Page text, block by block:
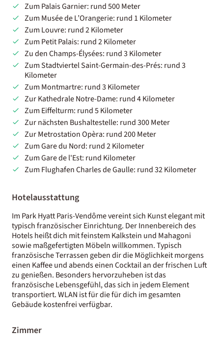
Zum Palais Garnier: rund 500 Meter
Zum Musée de L’Orangerie: rund 1 Kilometer
Zum Louvre: rund 2 Kilometer
Zum Petit Palais: rund 2 Kilometer
Zu den Champs-Élysées: rund 3 Kilometer
Zum Stadtviertel Saint-Germain-des-Prés: rund 3
Kilometer
Zum Montmartre: rund 3 Kilometer
Zur Kathedrale Notre-Dame: rund 4 Kilometer
Zum Eiffelturm: rund 5 Kilometer
Zur nächsten Bushaltestelle: rund 300 Meter
Zur Metrostation Opèra: rund 200 Meter
Zum Gare du Nord: rund 2 Kilometer
Zum Gare de l'Est: rund Kilometer
Zum Flughafen Charles de Gaulle: rund 32 Kilometer
Hotelausstattung
Im Park Hyatt Paris-Vendôme vereint sich Kunst elegant mit
typisch französischer Einrichtung. Der Innenbereich des
Hotels heißt dich mit feinstem Kalkstein und Mahagoni
sowie maßgefertigten Möbeln willkommen. Typisch
französische Terrassen geben dir die Möglichkeit morgens
einen Kaffee und abends einen Cocktail an der frischen Luft
zu genießen. Besonders hervorzuheben ist das
französische Lebensgefühl, das sich in jedem Element
transportiert. WLAN ist für die für dich im gesamten
Gebäude kostenfrei verfügbar.
Zimmer